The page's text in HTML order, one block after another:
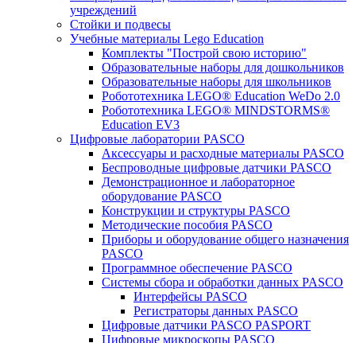
учреждений
Стойки и подвесы
Учебные материалы Lego Education
Комплекты "Построй свою историю"
Образовательные наборы для дошкольников
Образовательные наборы для школьников
Робототехника LEGO® Education WeDo 2.0
Робототехника LEGO® MINDSTORMS®
Education EV3
Цифровые лаборатории PASCO
Аксессуары и расходные материалы PASCO
Беспроводные цифровые датчики PASCO
Демонстрационное и лабораторное
оборудование PASCO
Конструкции и структуры PASCO
Методические пособия PASCO
Приборы и оборудование общего назначения
PASCO
Программное обеспечение PASCO
Системы сбора и обработки данных PASCO
Интерфейсы PASCO
Регистраторы данных PASCO
Цифровые датчики PASCO PASPORT
Цифровые микроскопы PASCO